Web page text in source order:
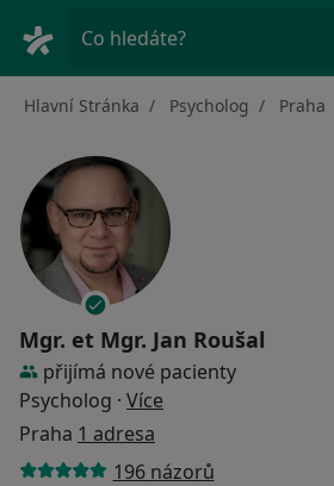
Co hledáte?
Hlavní Stránka Psycholog Praha
Mgr. et Mgr. Jan Roušal
přijímá nové pacienty
Psycholog · Více
Praha 1 adresa
196 názorů